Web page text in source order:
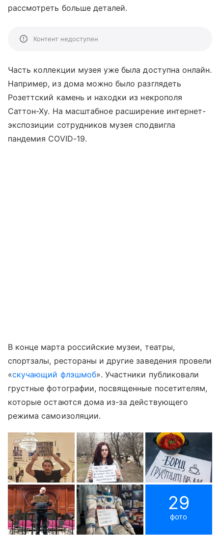
рассмотреть больше деталей.
Контент недоступен
Часть коллекции музея уже была доступна онлайн.
Например, из дома можно было разглядеть
Розеттский камень и находки из некрополя
Саттон-Ху. На масштабное расширение интернет-
экспозиции сотрудников музея сподвигла
пандемия COVID-19.
В конце марта российские музеи, театры,
спортзалы, рестораны и другие заведения провели
«скучающий флэшмоб». Участники публиковали
грустные фотографии, посвященные посетителям,
которые остаются дома из-за действующего
режима самоизоляции.
29
фото